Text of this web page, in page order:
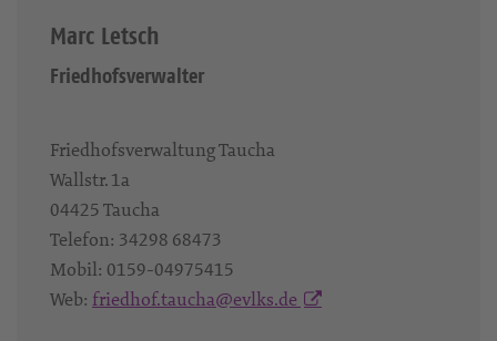
Marc Letsch
Friedhofsverwalter
Friedhofsverwaltung Taucha
Wallstr. 1a
04425Taucha
Telefon: 34298 68473
Mobil: 0159-04975415‬
Web: friedhof.taucha@evlks.de